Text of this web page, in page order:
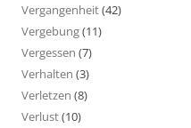
Vergangenheit(42)
Vergebung(11)
Vergessen (7)
Verhalten (3)
Verletzen (8)
Verlust(10)